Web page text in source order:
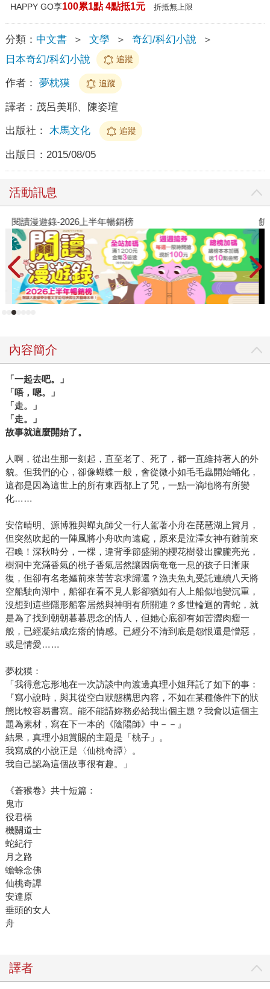
HAPPY GO享100累1點 4點抵1元 折抵無上限
分類： 中文書 ＞ 文學 ＞ 奇幻/科幻小說
＞
日本奇幻/科幻小說
追蹤
作者： 夢枕獏 追蹤
譯者： 茂呂美耶、陳姿瑄
出版社： 木馬文化 追蹤
出版日： 2015/08/05
活動訊息
閱讀漫遊錄-2026上半年暢銷榜 飢
內容簡介
「一起去吧。」
「唔，嗯。」
「走。」
「走。」
故事就這麼開始了。
人啊，從出生那一刻起，直至老了、死了，都一直維持著人的外
貌。但我們的心，卻像蝴蝶一般，會從微小如毛毛蟲開始蛹化，
這都是因為這世上的所有東西都上了咒，一點一滴地將有所變
化……
安倍晴明、源博雅與蟬丸師父一行人駕著小舟在琵琶湖上賞月，
但突然吹起的一陣風將小舟吹向遠處，原來是泣澤女神有難前來
召喚！深秋時分，一棵，違背季節盛開的櫻花樹發出朦朧亮光，
樹洞中充滿香氣的桃子香氣居然讓因病奄奄一息的孩子日漸康
復，但卻有名老嫗前來苦苦哀求歸還？漁夫魚丸受託連續八天將
空船駛向湖中，船卻在看不見人影卻猶如有人上船似地變沉重，
沒想到這些隱形船客居然與神明有所關連？多世輪迴的青蛇，就
是為了找到朝朝暮暮思念的情人，但她心底卻有如苦澀肉瘤一
般，已經凝結成疙瘩的情感。已經分不清到底是怨恨還是憎惡，
或是情愛……
夢枕獏：
「我得意忘形地在一次訪談中向渡邊真理小姐拜託了如下的事：
『寫小說時，與其從空白狀態構思內容，不如在某種條件下的狀
態比較容易書寫。能不能請妳務必給我出個主題？我會以這個主
題為素材，寫在下一本的《陰陽師》中－－』
結果，真理小姐賞賜的主題是「桃子」。
我寫成的小說正是〈仙桃奇譚〉。
我自己認為這個故事很有趣。」
《蒼猴卷》共十短篇：
鬼市
役君橋
機關道士
蛇紀行
月之路
蟾蜍念佛
仙桃奇譚
安達原
垂頭的女人
舟
譯者